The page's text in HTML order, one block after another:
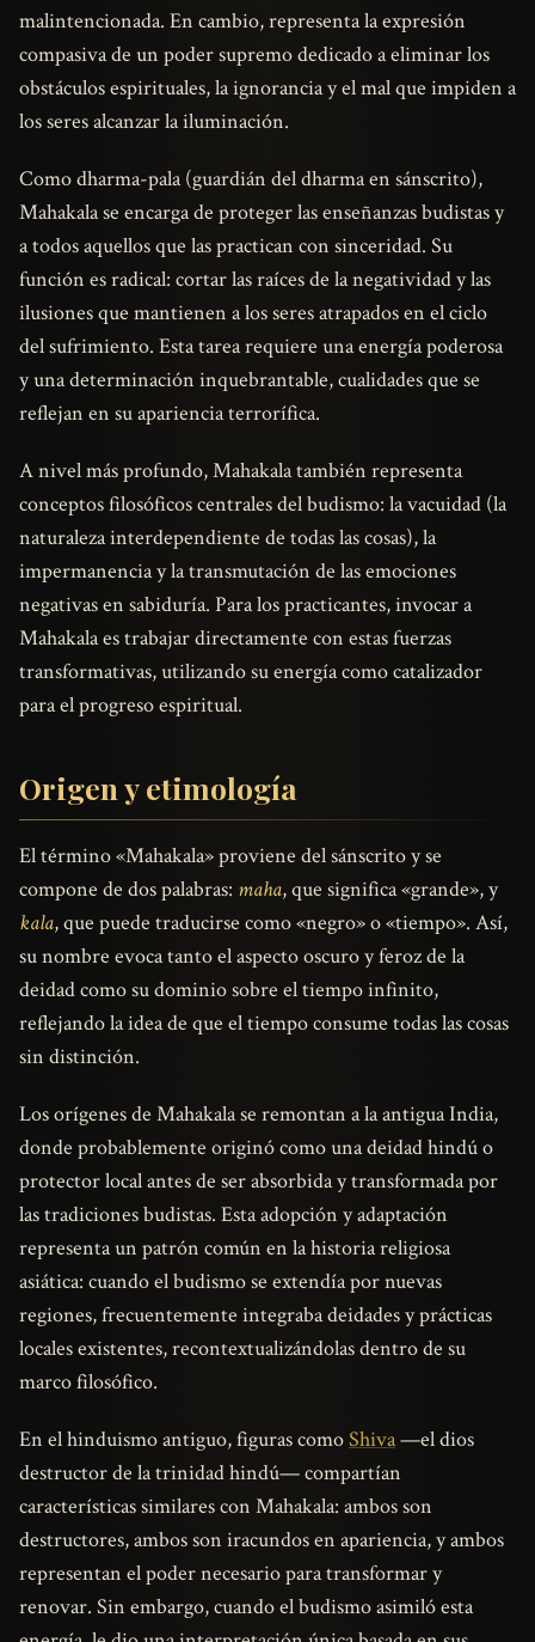
malintencionada. En cambio, representa la expresión
compasiva de un poder supremo dedicado a eliminar los
obstáculos espirituales, la ignorancia y el mal que impiden a
los seres alcanzar la iluminación.
Como dharma-pala (guardián del dharma en sánscrito),
Mahakala se encarga de proteger las enseñanzas budistas y
a todos aquellos que las practican con sinceridad. Su
función es radical: cortar las raíces de la negatividad y las
ilusiones que mantienen a los seres atrapados en el ciclo
del sufrimiento. Esta tarea requiere una energía poderosa
y una determinación inquebrantable, cualidades que se
reflejan en su apariencia terrorífica.
A nivel más profundo, Mahakala también representa
conceptos filosóficos centrales del budismo: la vacuidad (la
naturaleza interdependiente de todas las cosas), la
impermanencia y la transmutación de las emociones
negativas en sabiduría. Para los practicantes, invocar a
Mahakala es trabajar directamente con estas fuerzas
transformativas, utilizando su energía como catalizador
para el progreso espiritual.
Origen y etimología
El término «Mahakala» proviene del sánscrito y se
compone de dos palabras: maha, que significa «grande», y
kala, que puede traducirse como «negro» o «tiempo». Así,
su nombre evoca tanto el aspecto oscuro y feroz de la
deidad como su dominio sobre el tiempo infinito,
reflejando la idea de que el tiempo consume todas las cosas
sin distinción.
Los orígenes de Mahakala se remontan a la antigua India,
donde probablemente originó como una deidad hindú o
protector local antes de ser absorbida y transformada por
las tradiciones budistas. Esta adopción y adaptación
representa un patrón común en la historia religiosa
asiática: cuando el budismo se extendía por nuevas
regiones, frecuentemente integraba deidades y prácticas
locales existentes, recontextualizándolas dentro de su
marco filosófico.
En el hinduismo antiguo, figuras comoShiva—el dios
destructor de la trinidad hindú— compartían
características similares con Mahakala: ambos son
destructores, ambos son iracundos en apariencia, y ambos
representan el poder necesario para transformar y
renovar. Sin embargo, cuando el budismo asimiló esta